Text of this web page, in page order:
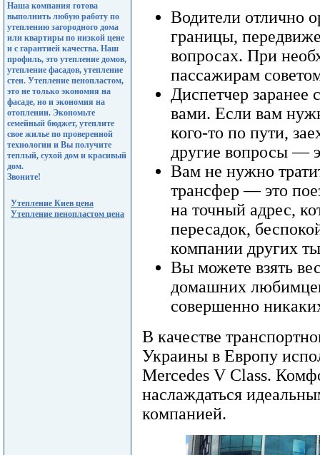
Наша компания готова
выполнить любую работу по
утеплению загородного дома
или квартиры по низкой цене
и с гарантией качества. Наш
профиль, это утепление домов,
утепление фасадов, утепление
стен. Утепление пенопластом,
это не только экономия на
фасаде, но и экономия на
отоплении. Экономьте
семейный бюджет, утеплите
свое жилье по проверенной
технологии и Вы получите
теплый, сухой дом и красивый
дом.
Звоните!
Утепление Киев цена
Утепление пенопластом цена
Водители отлично
границы,
вопросах. При
пассажирам
Диспетчер заранее
вами. Если вам
кого-то по пути,
другие вопросы —
Вам не нужно
трансфер — это
на точный адрес,
пересадок,
компании других
Вы можете взять
домашних
совершенно
В качестве
Украины в Европу
Mercedes V Class.
наслаждаться
компанией.